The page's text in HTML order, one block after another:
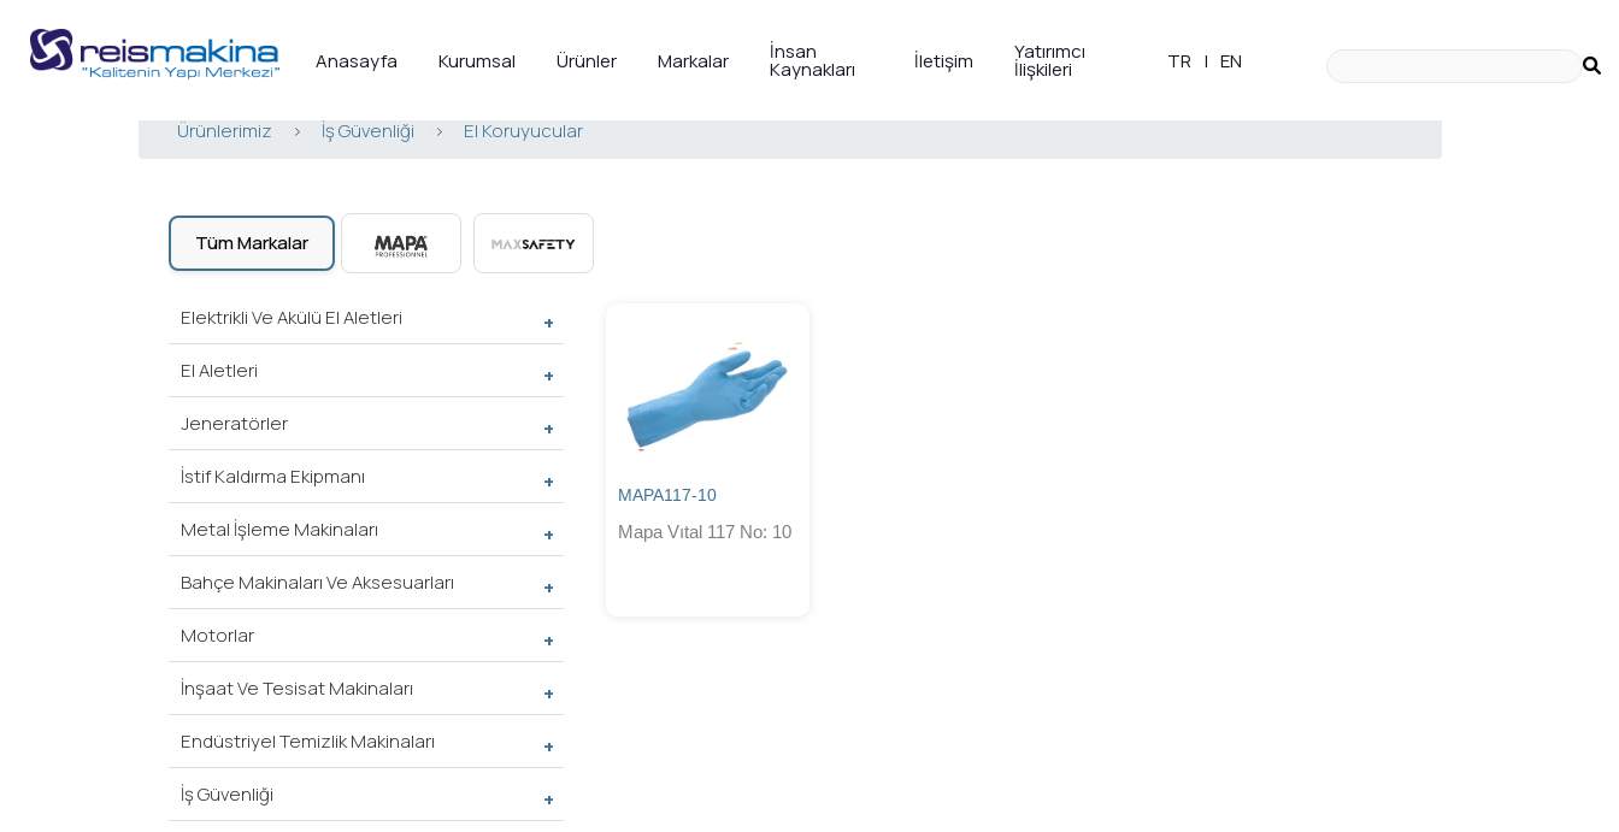
Anasayfa Kurumsal Ürünler Markalar İnsan
Kaynakları İletişim Yatırımcı
İlişkileri TR | EN
Ürünlerimiz > İş Güvenliği > El Koruyucular
Tüm Markalar
Elektrikli Ve Akülü El Aletleri
El Aletleri
Jeneratörler
İstif Kaldırma Ekipmanı
Metal İşleme Makinaları
Bahçe Makinaları Ve Aksesuarları
Motorlar
İnşaat Ve Tesisat Makinaları
Endüstriyel Temizlik Makinaları
İş Güvenliği
MAPA117-10
Mapa Vıtal 117 No: 10